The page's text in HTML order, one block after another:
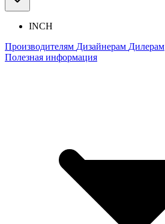
INCH
Производителям Дизайнерам Дилерам
Полезная информация